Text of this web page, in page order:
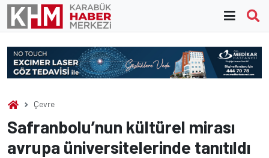
Skip
content
Çevre
Safranbolu’nun kültürel mirası
avrupa üniversitelerinde tanıtıldı